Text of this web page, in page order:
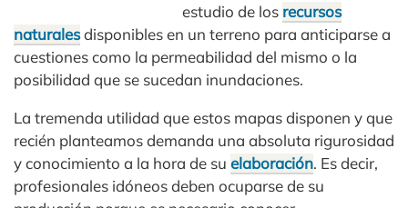
estudio de los recursos
naturalesdisponibles en un terreno para anticiparse a
cuestiones como la permeabilidad del mismo o la
posibilidad que se sucedan inundaciones.
La tremenda utilidad que estos mapas disponen y que
recién planteamos demanda una absoluta rigurosidad
y conocimiento a la hora de su elaboración. Es decir,
profesionales idóneos deben ocuparse de su